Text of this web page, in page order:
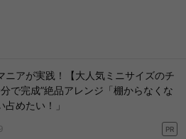
ニアが実践！【大人気ミニサイズのチ
で完成”絶品アレンジ「棚からなくな
占めたい！」
PR